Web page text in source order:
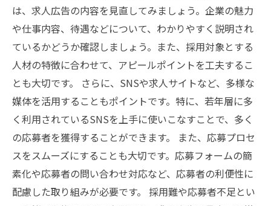
は、求人広告の内容を見直してみましょう。企業の魅力
や仕事内容、待遇などについて、わかりやすく説明され
ているかどうか確認しましょう。また、採用対象とする
人材の特徴に合わせて、アピールポイントを工夫するこ
とも大切です。 さらに、SNSや求人サイトなど、多様な
媒体を活用することもポイントです。特に、若年層に多
く利用されているSNSを上手に使いこなすことで、多く
の応募者を獲得することができます。 また、応募プロセ
スをスムーズにすることも大切です。応募フォームの簡
素化や応募者の問い合わせ対応など、応募者の利便性に
配慮した取り組みが必要です。 採用難や応募者不足とい